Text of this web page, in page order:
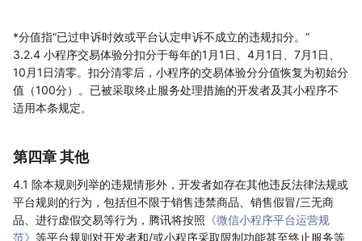
*分值指“已过申诉时效或平台认定申诉不成立的违规扣分。”
3.2.4 小程序交易体验分扣分于每年的1月1日、4月1日、7月1日、
10月1日清零。扣分清零后，小程序的交易体验分分值恢复为初始分
值（100分）。已被采取终止服务处理措施的开发者及其小程序不
适用本条规定。
第四章 其他
4.1 除本规则列举的违规情形外，开发者如存在其他违反法律法规或
平台规则的行为，包括但不限于销售违禁商品、销售假冒/三无商
品、进行虚假交易等行为，腾讯将按照 《微信小程序平台运营规
范》 等平台规则对开发者和/或小程序采取限制功能甚至终止服务等